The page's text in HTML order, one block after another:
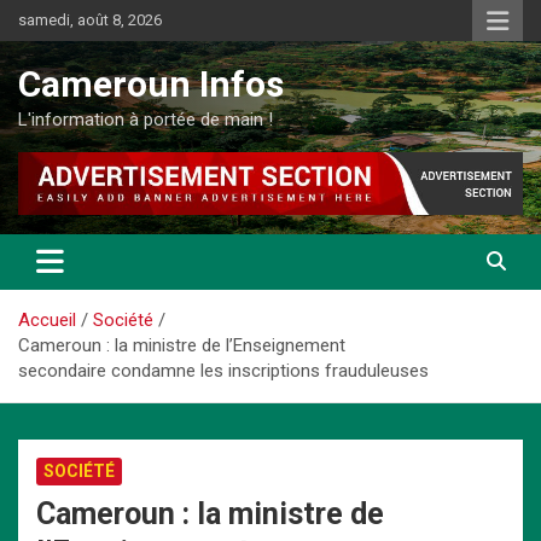
au
contenu
samedi, août 8, 2026
Cameroun Infos
L'information à portée de main !
Accueil
Société
Cameroun : la ministre de l’Enseignement
secondaire condamne les inscriptions frauduleuses
SOCIÉTÉ
Cameroun : la ministre de